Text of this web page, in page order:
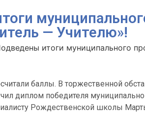
— Учителю»!
итоги муниципального
баллы. В торжественной
диплом победителя
Рождественской школы